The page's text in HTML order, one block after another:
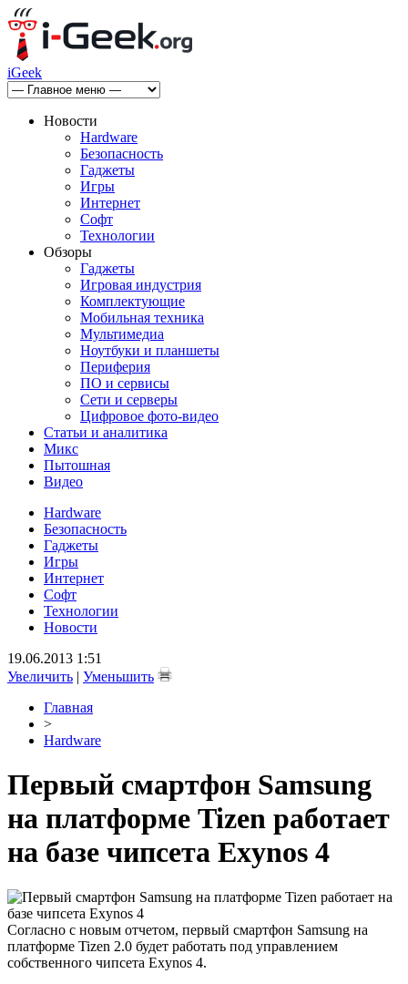
iGeek
Новости
Hardware
Безопасность
Гаджеты
Игры
Интернет
Софт
Технологии
Обзоры
Гаджеты
Игровая индустрия
Комплектующие
Мобильная техника
Мультимедиа
Ноутбуки и планшеты
Периферия
ПО и сервисы
Сети и серверы
Цифровое фото-видео
Статьи и аналитика
Микс
Пытошная
Видео
Hardware
Безопасность
Гаджеты
Игры
Интернет
Софт
Технологии
Новости
19.06.2013 1:51
Увеличить | Уменьшить
Главная
>
Hardware
Первый смартфон Samsung
на платформе Tizen работает
на базе чипсета Exynos 4
Согласно с новым отчетом, первый смартфон Samsung на
платформе Tizen 2.0 будет работать под управлением
собственного чипсета Exynos 4.